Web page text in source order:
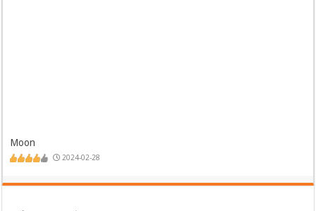
Moon
2024-02-28